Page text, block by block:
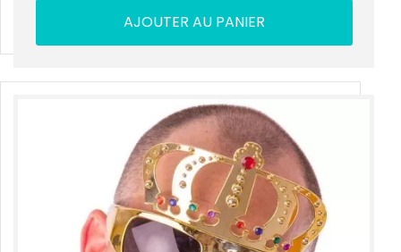
AJOUTER AU PANIER